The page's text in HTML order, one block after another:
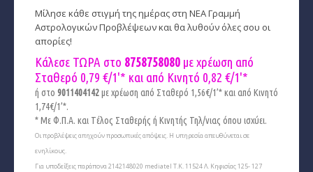
Μίλησε κάθε στιγμή της ημέρας στη ΝΕΑ Γραμμή
Αστρολογικών Προβλέψεων και θα λυθούν όλες σου οι
απορίες!
Κάλεσε ΤΩΡΑ στο 8758758080 με χρέωση από
Σταθερό 0,79 €/1'* και από Κινητό 0,82 €/1'*
ή στο 9011404142με χρέωση από Σταθερό 1,56€/1’* και από Κινητό
1,74€/1’*.
* Με Φ.Π.Α. και Tέλος Σταθερής ή Κινητής Τηλ/νιας όπου ισχύει.
Οι προβλέψεις απηχούν προσωπικές απόψεις. Η υπηρεσία απευθύνεται σε
ενηλίκους.
Για υποδείξεις παράπονα 2142148020 mediatel Τ.Κ. 11524 Λ. Κηφισίας 125- 127